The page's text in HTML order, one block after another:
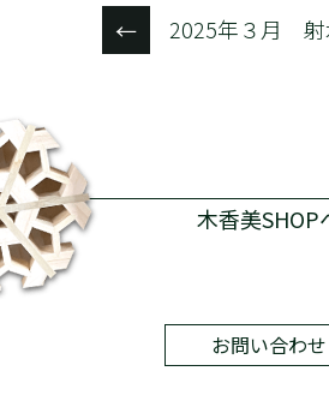
← 2025年３月 射
木香美SHOP
お問い合わせ